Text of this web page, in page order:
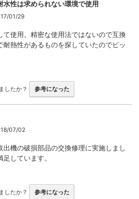
水性は求められない環境で使用
5
01/29
て使用。精密な使用法ではないので互換
耐熱性があるものを探していたのでピッ
したか？ 参考になった
5
07/02
出機の破損部品の交換修理に実施しまし
しています。
したか？ 参考になった